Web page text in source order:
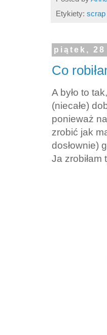
Etykiety: scrap
piątek,
Co
A było to
(niecałe)
ponieważ
zrobić jak
dosłownie)
Ja zrobiłam